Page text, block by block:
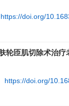
https://doi.org/
轮匝肌切除术治
https://doi.org/